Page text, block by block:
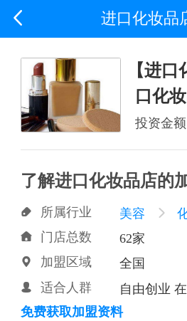
 进口化妆品
【进
口化
投资金额
了解进口化妆品店的
 所属行业 美容 
 门店总数 62家
 加盟区域 全国
 适合人群
自由创业
免费获取加盟资料